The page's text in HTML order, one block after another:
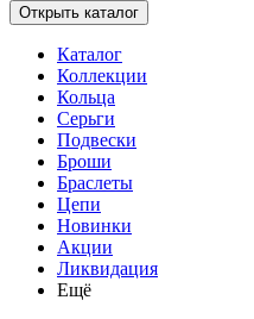
Открыть каталог
Каталог
Коллекции
Кольца
Серьги
Подвески
Броши
Браслеты
Цепи
Новинки
Акции
Ликвидация
Ещё